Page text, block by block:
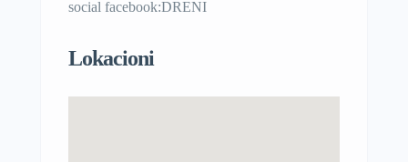
social facebook:DRENI
Lokacioni